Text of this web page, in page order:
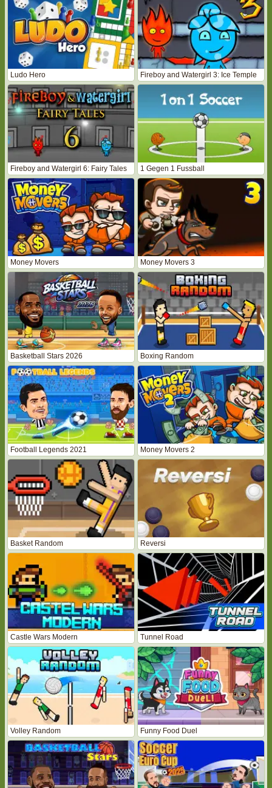
Ludo Hero Fireboy and Watergirl 3: Ice Temple
Fireboy and Watergirl 6: Fairy Tales 1 Gegen 1 Fussball
Money Movers Money Movers 3
Basketball Stars 2026 Boxing Random
Football Legends 2021 Money Movers 2
Basket Random Reversi
Castle Wars Modern Tunnel Road
Volley Random Funny Food Duel